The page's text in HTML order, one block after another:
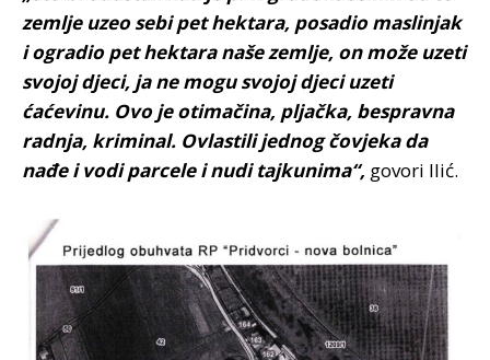
zemlje uzeo sebi pet hektara, posadio maslinjak
i ogradio pet hektara naše zemlje, on može uzeti
svojoj djeci, ja ne mogu svojoj djeci uzeti
ćaćevinu. Ovo je otimačina, pljačka, bespravna
radnja, kriminal. Ovlastili jednog čovjeka da
nađe i vodi parcele i nudi tajkunima“, govori Ilić.